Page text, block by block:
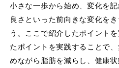
小さな一歩から始め、変化を
良さといった前向きな変化を
う。ここで紹介したポイント
たポイントを実践することで
めながら脂肪を減らし、健康